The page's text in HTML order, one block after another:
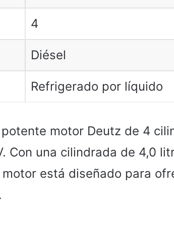
4
Diésel
Refrigerado por líquido
motor Deutz de 4
Con una cilindrada de 4,0
está diseñado para